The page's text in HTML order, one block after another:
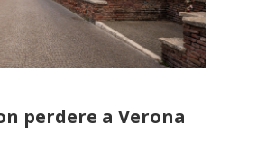
perdere a Verona